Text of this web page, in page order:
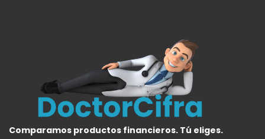
Comparamos productos financieros. Tú eliges.